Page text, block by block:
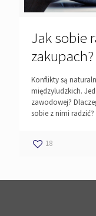
Jak sobie
Konflikty są
międzyludzkich.
zawodowej?
sobie z nimi radzić?
18